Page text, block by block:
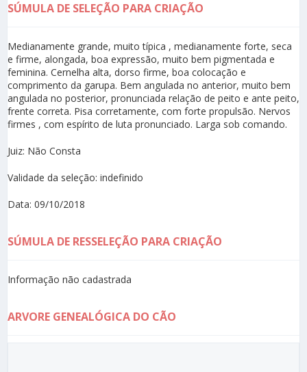
SÚMULA DE SELEÇÃO PARA CRIAÇÃO
Medianamente grande, muito típica , medianamente forte, seca
e firme, alongada, boa expressão, muito bem pigmentada e
feminina. Cernelha alta, dorso firme, boa colocação e
comprimento da garupa. Bem angulada no anterior, muito bem
angulada no posterior, pronunciada relação de peito e ante peito,
frente correta. Pisa corretamente, com forte propulsão. Nervos
firmes , com espírito de luta pronunciado. Larga sob comando.
Juiz: Não Consta
Validade da seleção: indefinido
Data: 09/10/2018
SÚMULA DE RESSELEÇÃO PARA CRIAÇÃO
Informação não cadastrada
ARVORE GENEALÓGICA DO CÃO